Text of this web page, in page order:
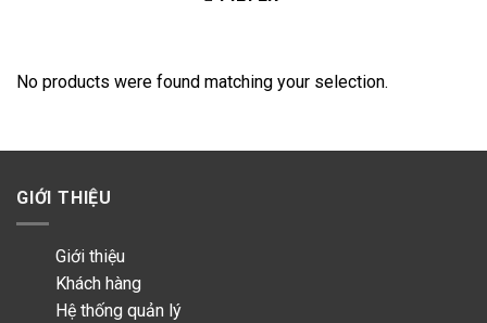
No products were found matching your selection.
GIỚI THIỆU
Giới thiệu
Khách hàng
Hệ thống quản lý